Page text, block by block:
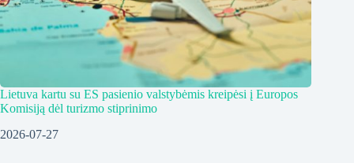
Lietuva kartu su ES pasienio valstybėmis kreipėsi į Europos
Komisiją dėl turizmo stiprinimo
2026-07-27